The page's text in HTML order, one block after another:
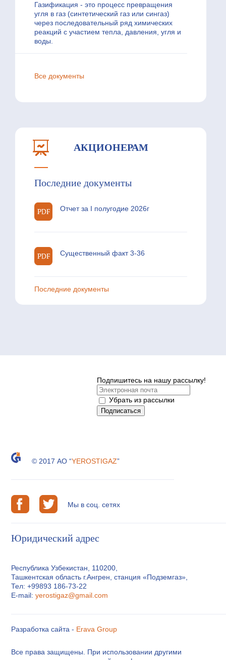
Газификация - это процесс превращения
угля в газ (синтетический газ или сингаз)
через последовательный ряд химических
реакций с участием тепла, давления, угля и
воды.
Все документы
АКЦИОНЕРАМ
Последние документы
Отчет за I полугодие 2026г
Существенный факт 3-36
Последние документы
Подпишитесь на нашу рассылку!
Убрать из рассылки
© 2017 АО “YEROSTIGAZ”
Мы в соц. сетях
Юридический адрес
Республика Узбекистан, 110200,
Ташкентская область г.Ангрен, станция «Подземгаз»,
Тел: +99893 186-73-22
E-mail:yerostigaz@gmail.com
Разработка сайта - Erava Group
Все права защищены. При использовании другими